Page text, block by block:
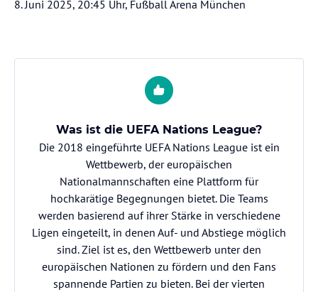
8. Juni 2025, 20:45 Uhr, Fußball Arena München
Was ist die UEFA Nations League?
Die 2018 eingeführte UEFA Nations League ist ein
Wettbewerb, der europäischen
Nationalmannschaften eine Plattform für
hochkarätige Begegnungen bietet. Die Teams
werden basierend auf ihrer Stärke in verschiedene
Ligen eingeteilt, in denen Auf- und Abstiege möglich
sind. Ziel ist es, den Wettbewerb unter den
europäischen Nationen zu fördern und den Fans
spannende Partien zu bieten. Bei der vierten